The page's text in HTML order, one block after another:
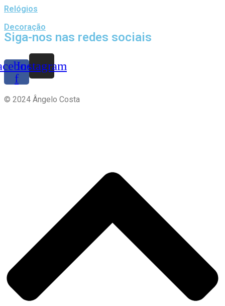
Relógios
Decoração
Siga-nos nas redes sociais
f
Instagram
© 2024 Ângelo Costa